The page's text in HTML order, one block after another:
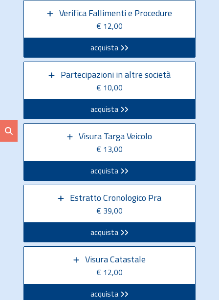
Verifica Fallimenti e Procedure
€ 12,00
acquista
Partecipazioni in altre società
€ 10,00
acquista
Visura Targa Veicolo
€ 13,00
acquista
Estratto Cronologico Pra
€ 39,00
acquista
Visura Catastale
€ 12,00
acquista